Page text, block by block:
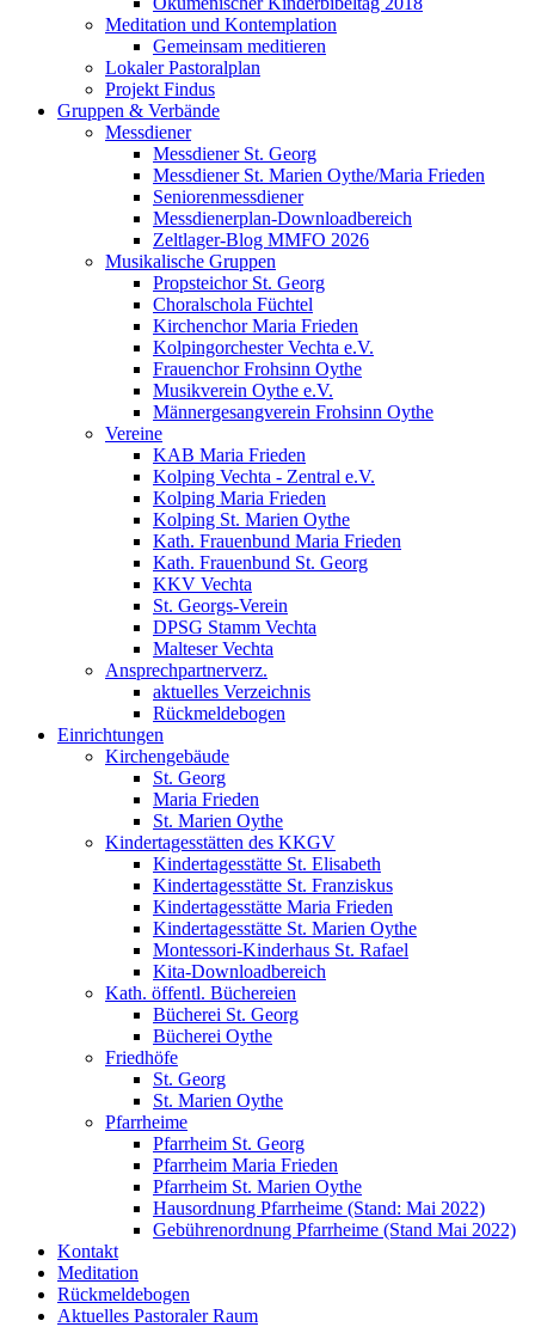
Meditation und Kontemplation
Gemeinsam meditieren
Lokaler Pastoralplan
Projekt Findus
Gruppen & Verbände
Messdiener
Messdiener St. Georg
Messdiener St. Marien Oythe/Maria Frieden
Seniorenmessdiener
Messdienerplan-Downloadbereich
Zeltlager-Blog MMFO 2026
Musikalische Gruppen
Propsteichor St. Georg
Choralschola Füchtel
Kirchenchor Maria Frieden
Kolpingorchester Vechta e.V.
Frauenchor Frohsinn Oythe
Musikverein Oythe e.V.
Männergesangverein Frohsinn Oythe
Vereine
KAB Maria Frieden
Kolping Vechta - Zentral e.V.
Kolping Maria Frieden
Kolping St. Marien Oythe
Kath. Frauenbund Maria Frieden
Kath. Frauenbund St. Georg
KKV Vechta
St. Georgs-Verein
DPSG Stamm Vechta
Malteser Vechta
Ansprechpartnerverz.
aktuelles Verzeichnis
Rückmeldebogen
Einrichtungen
Kirchengebäude
St. Georg
Maria Frieden
St. Marien Oythe
Kindertagesstätten des KKGV
Kindertagesstätte St. Elisabeth
Kindertagesstätte St. Franziskus
Kindertagesstätte Maria Frieden
Kindertagesstätte St. Marien Oythe
Montessori-Kinderhaus St. Rafael
Kita-Downloadbereich
Kath. öffentl. Büchereien
Bücherei St. Georg
Bücherei Oythe
Friedhöfe
St. Georg
St. Marien Oythe
Pfarrheime
Pfarrheim St. Georg
Pfarrheim Maria Frieden
Pfarrheim St. Marien Oythe
Hausordnung Pfarrheime (Stand: Mai 2022)
Gebührenordnung Pfarrheime (Stand Mai 2022)
Kontakt
Meditation
Rückmeldebogen
Aktuelles Pastoraler Raum